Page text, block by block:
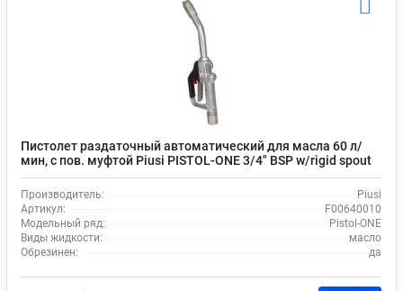
Пистолет раздаточный автоматический для масла 60 л/
мин, с пов. муфтой Piusi PISTOL-ONE 3/4" BSP w/rigid spout
F00640010
Производитель:
Piusi
Артикул:
F00640010
Модельный ряд:
Pistol-ONE
Виды жидкости:
масло
Обрезинен:
да